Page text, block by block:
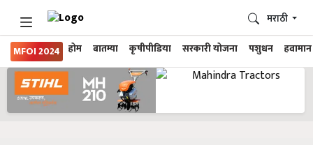
MFOI 2024 होम बातम्या कृषीपीडिया सरकारी योजना पशुधन हवामान
मराठी